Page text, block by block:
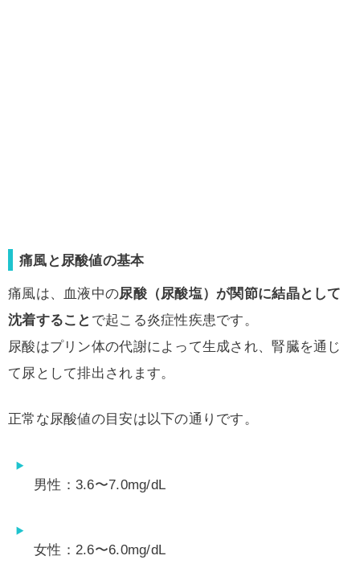
痛風と尿酸値の基本
痛風は、血液中の尿酸（尿酸塩）が関節に結晶として
沈着すること で起こる炎症性疾患です。
尿酸はプリン体の代謝によって生成され、腎臓を通じ
て尿として排出されます。
正常な尿酸値の目安は以下の通りです。
男性：3.6〜7.0mg/dL
女性：2.6〜6.0mg/dL